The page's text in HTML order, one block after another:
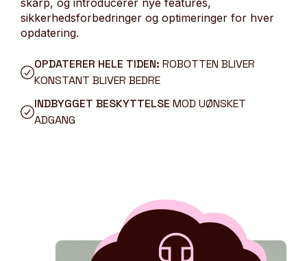
skarp, og introducerer nye features,
sikkerhedsforbedringer og optimeringer for hver
opdatering.
OPDATERER HELE TIDEN: ROBOTTEN BLIVER
KONSTANT BLIVER BEDRE
INDBYGGET BESKYTTELSE MOD UØNSKET
ADGANG